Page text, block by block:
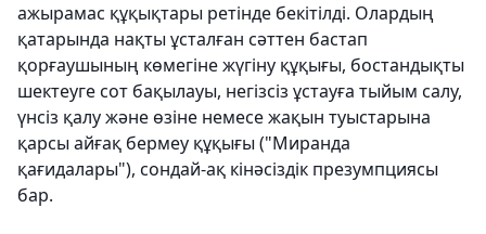
ажырамас құқықтары ретінде бекітілді. Олардың
қатарында нақты ұсталған сәттен бастап
қорғаушының көмегіне жүгіну құқығы, бостандықты
шектеуге сот бақылауы, негізсіз ұстауға тыйым салу,
үнсіз қалу және өзіне немесе жақын туыстарына
қарсы айғақ бермеу құқығы ("Миранда
қағидалары"), сондай-ақ кінәсіздік презумпциясы
бар.